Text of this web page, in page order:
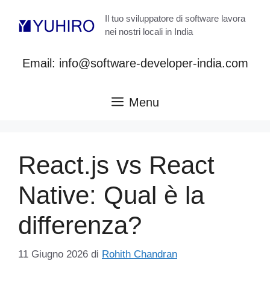
Il tuo sviluppatore di software lavora
nei nostri locali in India
Email: info@software-developer-india.com
Menu
React.js vs React
Native: Qual è la
differenza?
11 Giugno 2026 di Rohith Chandran